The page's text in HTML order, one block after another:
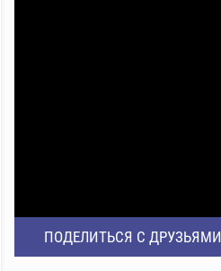
ПОДЕЛИТЬСЯ С ДРУЗЬЯМИ